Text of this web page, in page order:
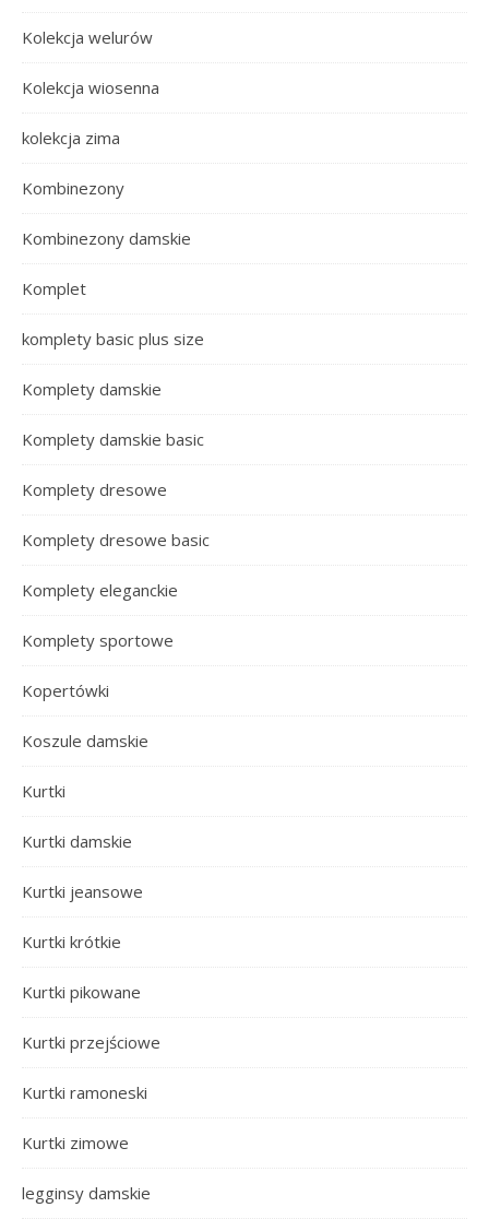
Kolekcja welurów
Kolekcja wiosenna
kolekcja zima
Kombinezony
Kombinezony damskie
Komplet
komplety basic plus size
Komplety damskie
Komplety damskie basic
Komplety dresowe
Komplety dresowe basic
Komplety eleganckie
Komplety sportowe
Kopertówki
Koszule damskie
Kurtki
Kurtki damskie
Kurtki jeansowe
Kurtki krótkie
Kurtki pikowane
Kurtki przejściowe
Kurtki ramoneski
Kurtki zimowe
legginsy damskie